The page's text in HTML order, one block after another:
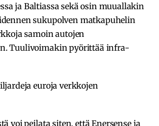
ja Baltiassa sekä osin muuallakin
sukupolven matkapuhelin
samoin autojen
Tuulivoimakin pyörittää infra-
euroja verkkojen
voi peilata siten, että Enersense ja